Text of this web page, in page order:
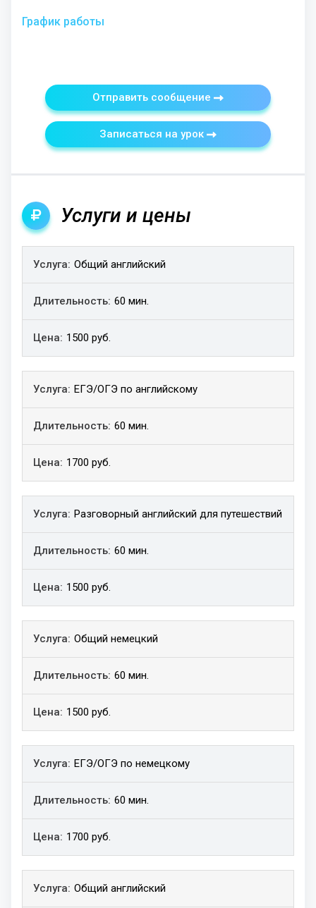
График работы
Отправить сообщение
Записаться на урок
Услуги и цены
Услуга Длительность
Общий английский
60 мин.
1500 руб.
ЕГЭ/ОГЭ по английскому
60 мин.
1700 руб.
Разговорный английский для путешествий
60 мин.
1500 руб.
Общий немецкий
60 мин.
1500 руб.
ЕГЭ/ОГЭ по немецкому
60 мин.
1700 руб.
Общий английский